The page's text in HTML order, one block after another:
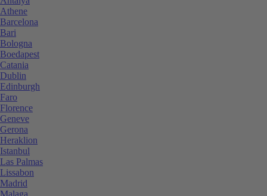
Athene
Barcelona
Bari
Bologna
Boedapest
Catania
Dublin
Edinburgh
Faro
Florence
Geneve
Gerona
Heraklion
Istanbul
Las Palmas
Lissabon
Madrid
Malaga